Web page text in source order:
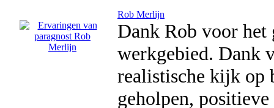
Rob Merlijn
Dank Rob voor het
werkgebied. Dank
realistische kijk op
geholpen,